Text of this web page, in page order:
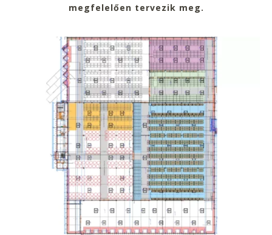
megfelelően tervezik meg.